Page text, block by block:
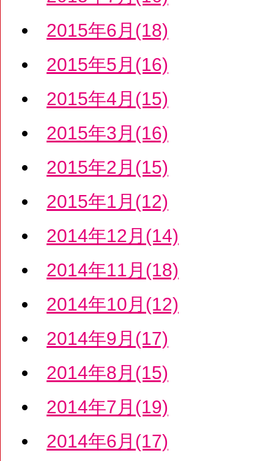
2015年6月(18)
2015年5月(16)
2015年4月(15)
2015年3月(16)
2015年2月(15)
2015年1月(12)
2014年12月(14)
2014年11月(18)
2014年10月(12)
2014年9月(17)
2014年8月(15)
2014年7月(19)
2014年6月(17)